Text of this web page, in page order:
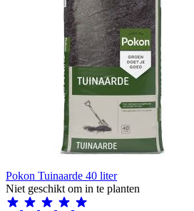
Pokon Tuinaarde 40 liter
Niet geschikt om in te planten